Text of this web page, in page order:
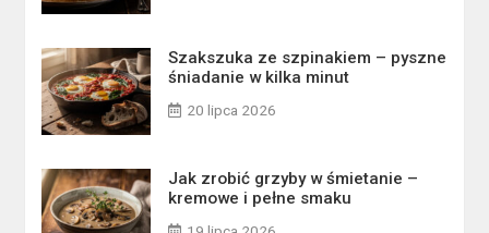
Szakszuka ze szpinakiem – pyszne
śniadanie w kilka minut
20 lipca 2026
Jak zrobić grzyby w śmietanie –
kremowe i pełne smaku